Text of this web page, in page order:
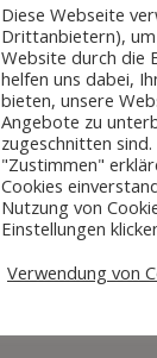
Diese Webseite
Drittanbietern),
Website durch die
helfen uns dabei,
bieten, unsere
Angebote zu
zugeschnitten
"Zustimmen"
Cookies
Nutzung von
Einstellungen
Verwendung von